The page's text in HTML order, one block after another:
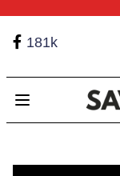
181k
Open main menu